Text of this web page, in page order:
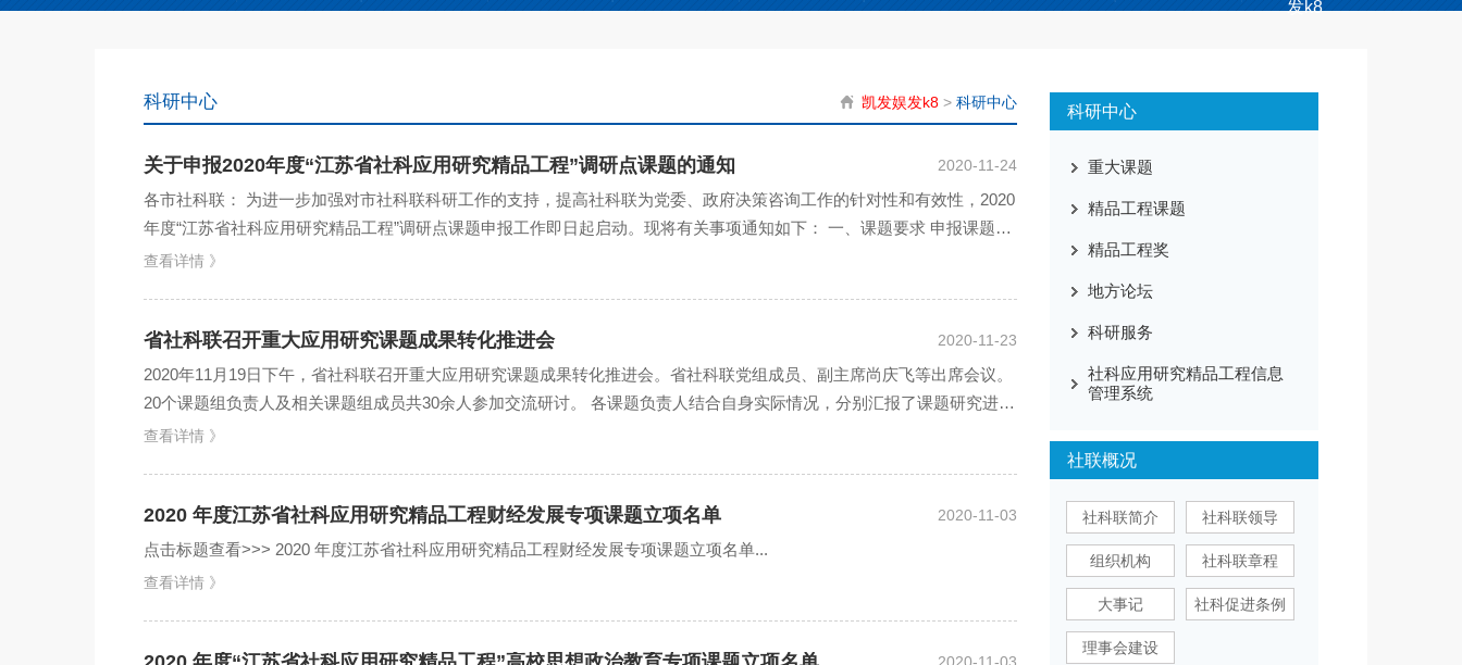
发k8
科研中心 凯发娱发k8> 科研中心
2020-11-24
关于申报2020年度“江苏省社科应用研究精品工程”调研点课题的通知
各市社科联： 为进一步加强对市社科联科研工作的支持，提高社科联为党委、政府决策咨询工作的针对性和有效性，2020
年度“江苏省社科应用研究精品工程”调研点课题申报工作即日起启动。现将有关事项通知如下： 一、课题要求 申报课题要
体现建立调研点...
查看详情 》
2020-11-23
省社科联召开重大应用研究课题成果转化推进会
2020年11月19日下午，省社科联召开重大应用研究课题成果转化推进会。省社科联党组成员、副主席尚庆飞等出席会议。
20个课题组负责人及相关课题组成员共30余人参加交流研讨。 各课题负责人结合自身实际情况，分别汇报了课题研究进
展、存在困难及...
查看详情 》
2020-11-03
2020 年度江苏省社科应用研究精品工程财经发展专项课题立项名单
点击标题查看>>> 2020 年度江苏省社科应用研究精品工程财经发展专项课题立项名单...
查看详情 》
科研中心
重大课题
精品工程课题
精品工程奖
地方论坛
科研服务
社科应用研究精品工程信息
管理系统
社联概况
社科联简介 社科联领导
组织机构 社科联章程
大事记 社科促进条例
理事会建设